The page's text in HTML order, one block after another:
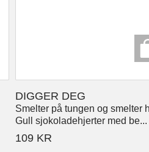
DIGGER DEG
Smelter på tungen og smelter
Gull sjokoladehjerter med be...
109 KR